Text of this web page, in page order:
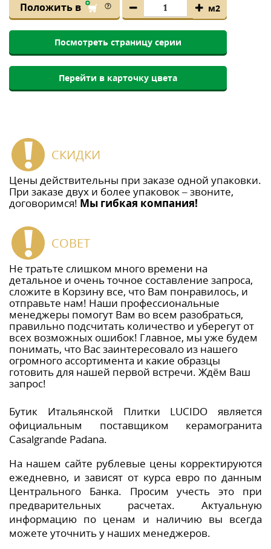
Положить в м2
Посмотреть страницу серии
Перейти в карточку цвета
СКИДКИ
Цены действительны при заказе одной упаковки.
При заказе двух и более упаковок – звоните,
договоримся! Мы гибкая компания!
СОВЕТ
Не тратьте слишком много времени на
детальное и очень точное составление запроса,
сложите в Корзину все, что Вам понравилось, и
отправьте нам! Наши профессиональные
менеджеры помогут Вам во всем разобраться,
правильно подсчитать количество и уберегут от
всех возможных ошибок! Главное, мы уже будем
понимать, что Вас заинтересовало из нашего
огромного ассортимента и какие образцы
готовить для нашей первой встречи. Ждём Ваш
запрос!
Бутик Итальянской Плитки LUCIDO является
официальным поставщиком керамогранита
Casalgrande Padana.
На нашем сайте рублевые цены корректируются
ежедневно, и зависят от курса евро по данным
Центрального Банка. Просим учесть это при
предварительных расчетах. Актуальную
информацию по ценам и наличию вы всегда
можете уточнить у наших менеджеров.